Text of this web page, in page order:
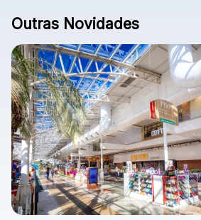
Outras Novidades